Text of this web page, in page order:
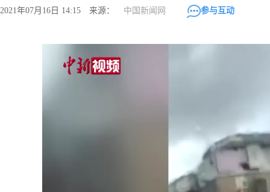
2021年07月16日 14:15 来源： 中国新闻网 参与互动